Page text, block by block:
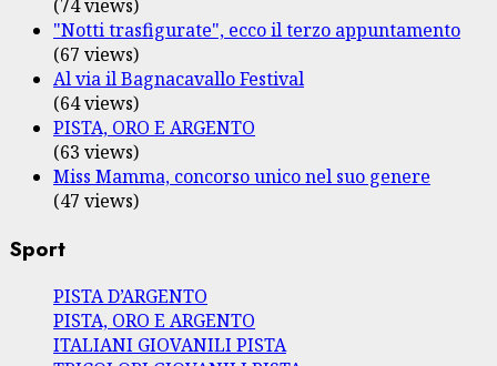
(74 views)
"Notti trasfigurate", ecco il terzo appuntamento
(67 views)
Al via il Bagnacavallo Festival
(64 views)
PISTA, ORO E ARGENTO
(63 views)
Miss Mamma, concorso unico nel suo genere
(47 views)
Sport
PISTA D’ARGENTO
PISTA, ORO E ARGENTO
ITALIANI GIOVANILI PISTA